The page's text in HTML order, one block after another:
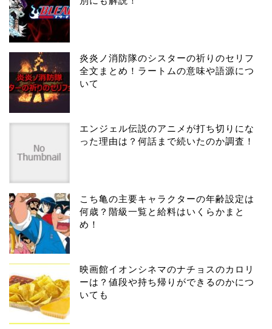
炎炎ノ消防隊のシスターの祈りのセリフ
全文まとめ！ラートムの意味や語源につ
いて
エンジェル伝説のアニメが打ち切りにな
った理由は？何話まで続いたのか調査！
こち亀の主要キャラクターの年齢設定は
何歳？階級一覧と給料はいくらかまと
め！
映画館イオンシネマのナチョスのカロリ
ーは？値段や持ち帰りができるのかにつ
いても